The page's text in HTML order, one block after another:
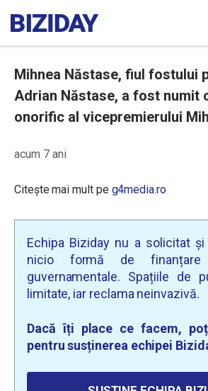
Mihnea Năstase, fiul fostului
Adrian Năstase, a fost numit
onorific al vicepremierului
acum 7 ani
Citește mai mult pe g4media.ro
Echipa Biziday nu a solicitat
nicio formă de
guvernamentale. Spațiile de
limitate, iar reclama neinvazivă.
Dacă îți place ce facem,
pentru susținerea echipei